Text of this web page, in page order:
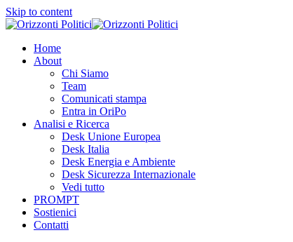
Skip to content
Home
About
Chi Siamo
Team
Comunicati stampa
Entra in OriPo
Analisi e Ricerca
Desk Unione Europea
Desk Italia
Desk Energia e Ambiente
Desk Sicurezza Internazionale
Vedi tutto
PROMPT
Sostienici
Contatti